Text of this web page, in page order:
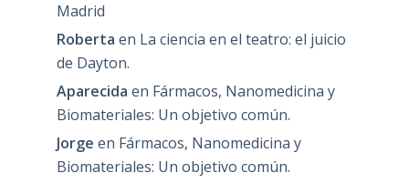
Madrid
Roberta en La ciencia en el teatro: el juicio
de Dayton.
Aparecida en Fármacos, Nanomedicina y
Biomateriales: Un objetivo común.
Jorge en Fármacos, Nanomedicina y
Biomateriales: Un objetivo común.